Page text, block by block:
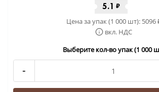
5.1 ₽
Цена за упак (1 000 шт): 5096
вкл. НДС
Выберите кол-во упак (1 000
-